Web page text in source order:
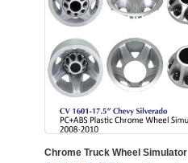
Chrome Truck Wheel Simulator